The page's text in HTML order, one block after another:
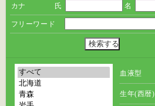
カナ 氏 名
フリーワード
血液型
生年(西暦)